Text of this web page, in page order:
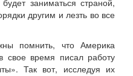
заниматься страной,
другим и лезть во все
помнить, что Америка
свое время писал работу
Так вот, исследуя их